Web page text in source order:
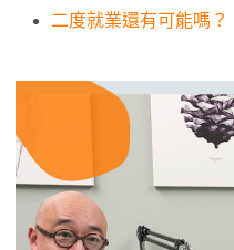
二度就業還有可能嗎？